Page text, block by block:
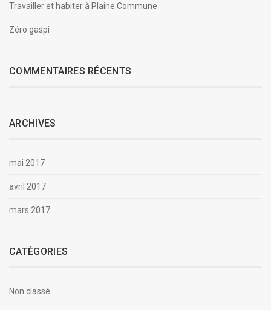
Travailler et habiter à Plaine Commune
Zéro gaspi
COMMENTAIRES RÉCENTS
ARCHIVES
mai 2017
avril 2017
mars 2017
CATÉGORIES
Non classé